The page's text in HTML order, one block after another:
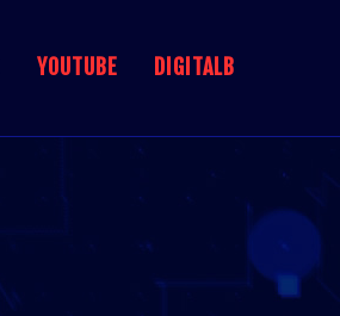
YOUTUBE DIGITALB